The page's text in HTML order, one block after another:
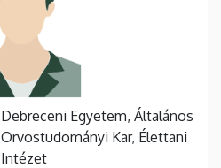
Debreceni Egyetem, Általános
Orvostudományi Kar, Élettani
Intézet